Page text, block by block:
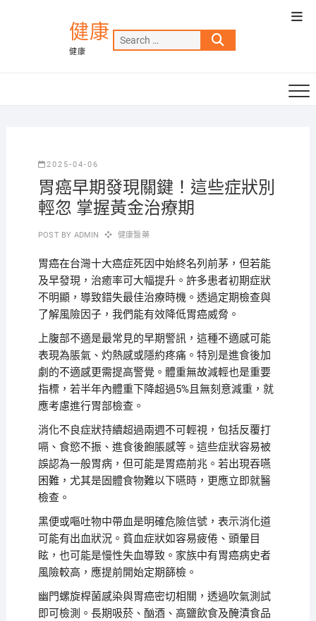
健康
健康
Search
…
2025-04-06
胃癌早期發現關鍵！這些症狀別
輕忽 掌握黃金治療期
POST BY ADMIN 健康醫藥
胃癌在台灣十大癌症死因中始終名列前茅，但若能
及早發現，治癒率可大幅提升。許多患者初期症狀
不明顯，導致錯失最佳治療時機。透過定期檢查與
了解風險因子，我們能有效降低胃癌威脅。
上腹部不適是最常見的早期警訊，這種不適感可能
表現為脹氣、灼熱感或隱約疼痛。特別是進食後加
劇的不適感更需提高警覺。體重無故減輕也是重要
指標，若半年內體重下降超過5%且無刻意減重，就
應考慮進行胃部檢查。
消化不良症狀持續超過兩週不可輕視，包括反覆打
嗝、食慾不振、進食後飽脹感等。這些症狀容易被
誤認為一般胃病，但可能是胃癌前兆。若出現吞嚥
困難，尤其是固體食物難以下嚥時，更應立即就醫
檢查。
黑便或嘔吐物中帶血是明確危險信號，表示消化道
可能有出血狀況。貧血症狀如容易疲倦、頭暈目
眩，也可能是慢性失血導致。家族中有胃癌病史者
風險較高，應提前開始定期篩檢。
幽門螺旋桿菌感染與胃癌密切相關，透過吹氣測試
即可檢測。長期吸菸、酗酒、高鹽飲食及醃漬食品